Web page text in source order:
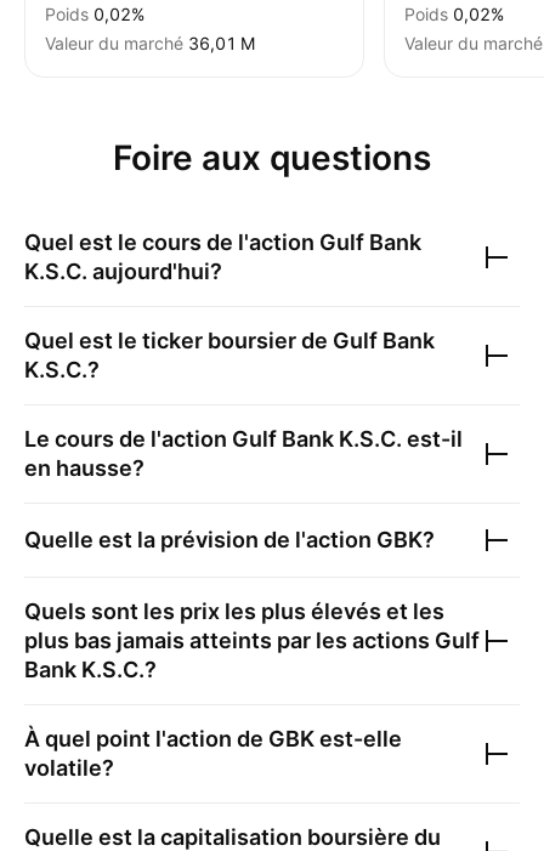
Poids 0,02%
Valeur du marché ‪36,01 M‬
Poids 0,02%
Valeur du marché
Foire aux questions
Quel est le cours de l'action Gulf Bank
K.S.C. aujourd'hui?
Quel est le ticker boursier de Gulf Bank
K.S.C.?
Le cours de l'action Gulf Bank K.S.C. est-il
en hausse?
Quelle est la prévision de l'action GBK?
Quels sont les prix les plus élevés et les
plus bas jamais atteints par les actions Gulf
Bank K.S.C.?
À quel point l'action de GBKest-elle
volatile?
Quelle est la capitalisation boursière du